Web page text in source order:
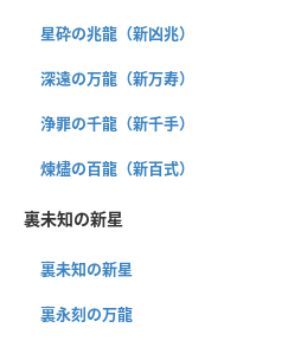
星砕の兆龍（新凶兆）
深遠の万龍（新万寿）
浄罪の千龍（新千手）
煉燼の百龍（新百式）
裏未知の新星
裏未知の新星
裏永刻の万龍